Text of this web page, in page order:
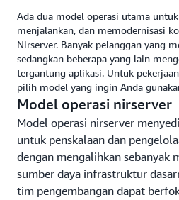
Ada dua model operasi utama
menjalankan, dan memodernisasi
Nirserver. Banyak pelanggan yang
sedangkan beberapa yang lain
tergantung aplikasi. Untuk
pilih model yang ingin Anda
Model operasi nirserver
Model operasi nirserver
untuk penskalaan dan
dengan mengalihkan sebanyak
sumber daya infrastruktur
tim pengembangan dapat